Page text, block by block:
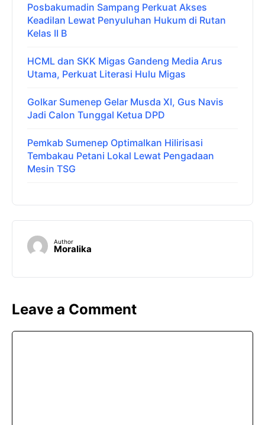
Posbakumadin Sampang Perkuat Akses
Keadilan Lewat Penyuluhan Hukum di Rutan
Kelas II B
HCML dan SKK Migas Gandeng Media Arus
Utama, Perkuat Literasi Hulu Migas
Golkar Sumenep Gelar Musda XI, Gus Navis
Jadi Calon Tunggal Ketua DPD
Pemkab Sumenep Optimalkan Hilirisasi
Tembakau Petani Lokal Lewat Pengadaan
Mesin TSG
Author
Moralika
Leave a Comment